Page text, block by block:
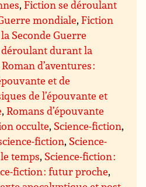
,Fiction se déroulant
mondiale,Fiction
Seconde Guerre
durant la
Roman d’aventures :
et de
de l’épouvante et
,Romans d’épouvante
occulte, Science-fiction,
fiction, Science-
temps, Science-fiction :
fiction : futur proche,